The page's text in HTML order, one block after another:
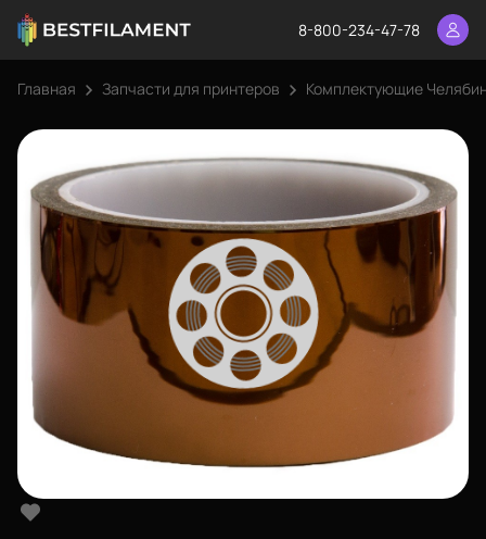
8-800-234-47-78
Главная Запчасти для принтеров Комплектующие